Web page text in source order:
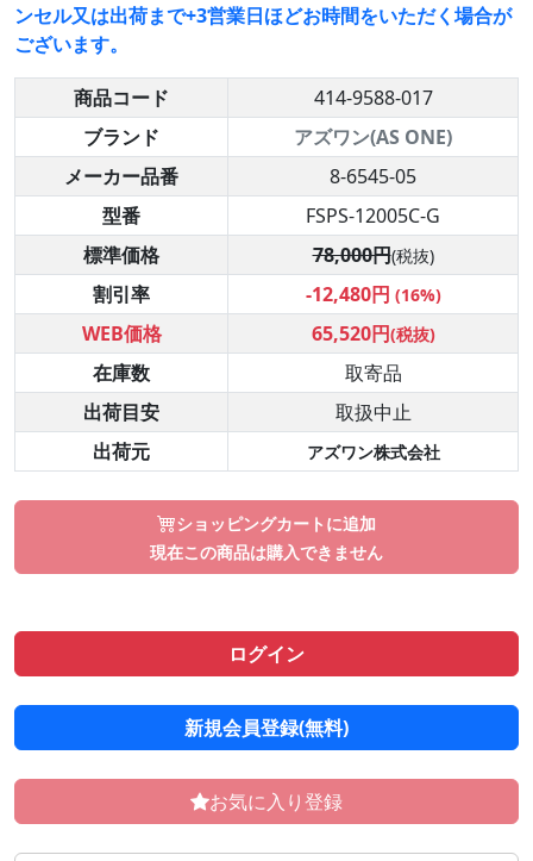
ンセル又は出荷まで+3営業日ほどお時間をいただく場合が
ございます。
商品コード
414-9588-017
ブランド
アズワン(AS ONE)
メーカー品番
8-6545-05
型番
FSPS-12005C-G
標準価格
78,000円(税抜)
割引率 -12,480円 (16%)
WEB価格 65,520円(税抜)
在庫数
取寄品
出荷目安
取扱中止
出荷元
アズワン株式会社
ショッピングカートに追加
現在この商品は購入できません
ログイン
新規会員登録(無料)
お気に入り登録